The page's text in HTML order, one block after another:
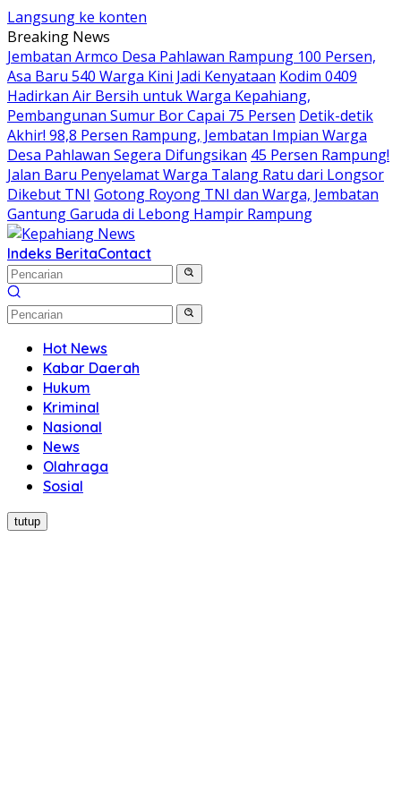
Langsung ke konten
Breaking News
Jembatan Armco Desa Pahlawan Rampung 100 Persen,
Asa Baru 540 Warga Kini Jadi Kenyataan Kodim 0409
Hadirkan Air Bersih untuk Warga Kepahiang,
Pembangunan Sumur Bor Capai 75 Persen Detik-detik
Akhir! 98,8 Persen Rampung, Jembatan Impian Warga
Desa Pahlawan Segera Difungsikan 45 Persen Rampung!
Jalan Baru Penyelamat Warga Talang Ratu dari Longsor
Dikebut TNI Gotong Royong TNI dan Warga, Jembatan
Gantung Garuda di Lebong Hampir Rampung
Indeks BeritaContact
Hot News
Kabar Daerah
Hukum
Kriminal
Nasional
News
Olahraga
Sosial
tutup